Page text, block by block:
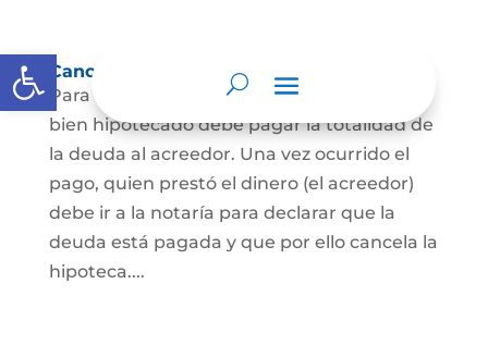
Abrir barra de herramientas
Cancelación de Hipoteca
Para cancelar una hipoteca, el dueño del
bien hipotecado debe pagar la totalidad de
la deuda al acreedor. Una vez ocurrido el
pago, quien prestó el dinero (el acreedor)
debe ir a la notaría para declarar que la
deuda está pagada y que por ello cancela la
hipoteca....